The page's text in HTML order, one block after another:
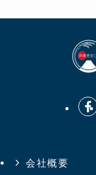
会社概要